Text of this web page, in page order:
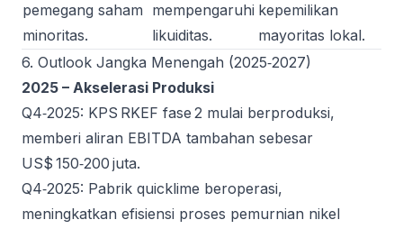
pemegang saham
minoritas.
mempengaruhi
likuiditas.
kepemilikan
mayoritas lokal.
6. Outlook Jangka Menengah (2025‑2027)
2025 – Akselerasi Produksi
Q4‑2025: KPS RKEF fase 2 mulai berproduksi,
memberi aliran EBITDA tambahan sebesar
US$ 150‑200 juta.
Q4‑2025: Pabrik quicklime beroperasi,
meningkatkan efisiensi proses pemurnian nikel